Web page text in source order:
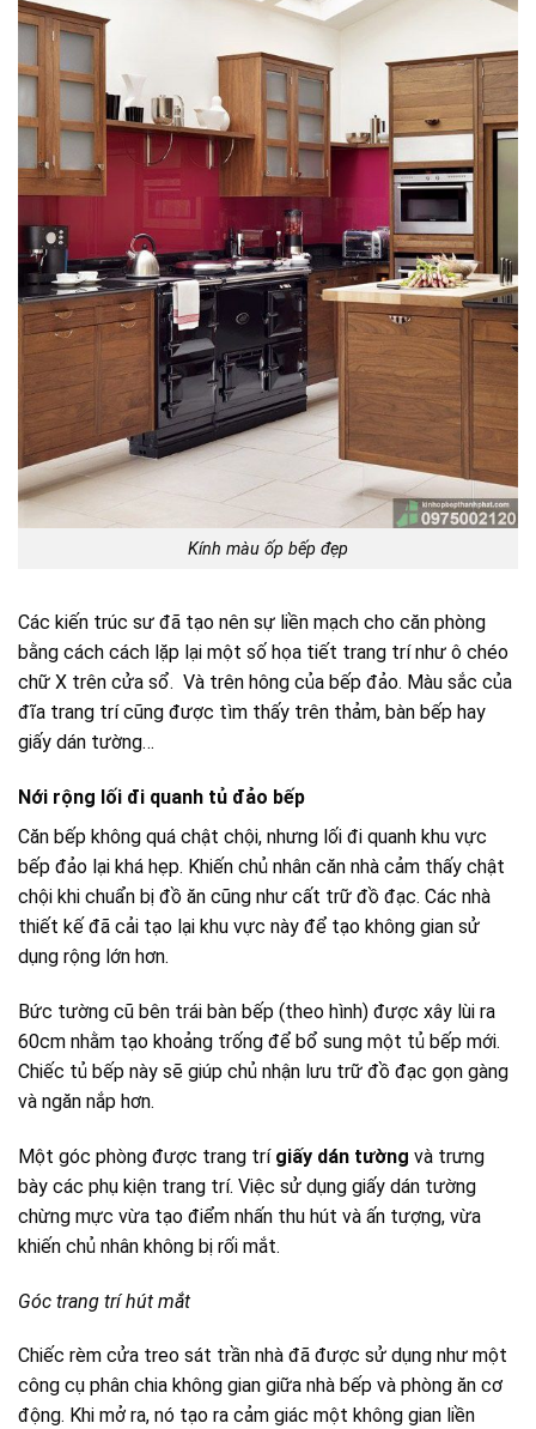
Kính màu ốp bếp đẹp
Các kiến trúc sư đã tạo nên sự liền mạch cho căn phòng
bằng cách cách lặp lại một số họa tiết trang trí như ô chéo
chữ X trên cửa sổ. Và trên hông của bếp đảo. Màu sắc của
đĩa trang trí cũng được tìm thấy trên thảm, bàn bếp hay
giấy dán tường…
Nới rộng lối đi quanh tủ đảo bếp
Căn bếp không quá chật chội, nhưng lối đi quanh khu vực
bếp đảo lại khá hẹp. Khiến chủ nhân căn nhà cảm thấy chật
chội khi chuẩn bị đồ ăn cũng như cất trữ đồ đạc. Các nhà
thiết kế đã cải tạo lại khu vực này để tạo không gian sử
dụng rộng lớn hơn.
Bức tường cũ bên trái bàn bếp (theo hình) được xây lùi ra
60cm nhằm tạo khoảng trống để bổ sung một tủ bếp mới.
Chiếc tủ bếp này sẽ giúp chủ nhận lưu trữ đồ đạc gọn gàng
và ngăn nắp hơn.
Một góc phòng được trang trí giấy dán tường và trưng
bày các phụ kiện trang trí. Việc sử dụng giấy dán tường
chừng mực vừa tạo điểm nhấn thu hút và ấn tượng, vừa
khiến chủ nhân không bị rối mắt.
Góc trang trí hút mắt
Chiếc rèm cửa treo sát trần nhà đã được sử dụng như một
công cụ phân chia không gian giữa nhà bếp và phòng ăn cơ
động. Khi mở ra, nó tạo ra cảm giác một không gian liền